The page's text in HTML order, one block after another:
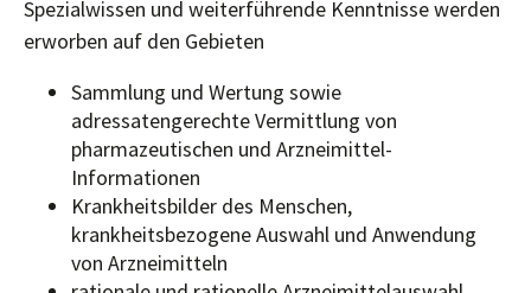
Spezialwissen und weiterführende Kenntnisse werden
erworben auf den Gebieten
Sammlung und Wertung sowie
adressatengerechte Vermittlung von
pharmazeutischen und Arzneimittel-
Informationen
Krankheitsbilder des Menschen,
krankheitsbezogene Auswahl und Anwendung
von Arzneimitteln